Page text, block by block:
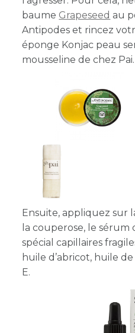
baume Grapeseed au
Antipodes et rincez
éponge Konjac peau
mousseline de chez Pai.
Ensuite, appliquez sur
la couperose, le sérum
spécial capillaires
huile d’abricot, huile
E.